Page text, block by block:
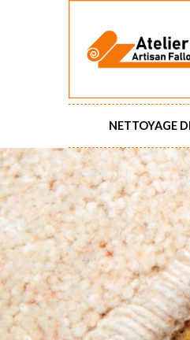
NETTOYAGE